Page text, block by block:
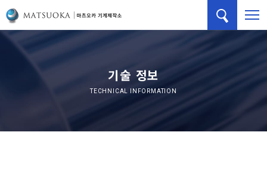
기술 정보
TECHNICAL INFORMATION